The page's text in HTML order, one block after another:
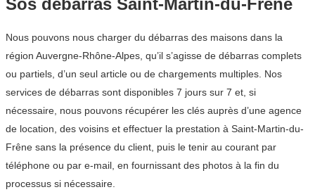
Sos débarras Saint-Martin-du-Frêne
Nous pouvons nous charger du débarras des maisons dans la
région Auvergne-Rhône-Alpes, qu’il s’agisse de débarras complets
ou partiels, d’un seul article ou de chargements multiples. Nos
services de débarras sont disponibles 7 jours sur 7 et, si
nécessaire, nous pouvons récupérer les clés auprès d’une agence
de location, des voisins et effectuer la prestation à Saint-Martin-du-
Frêne sans la présence du client, puis le tenir au courant par
téléphone ou par e-mail, en fournissant des photos à la fin du
processus si nécessaire.